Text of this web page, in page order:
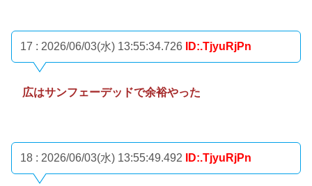
17 : 2026/06/03(水) 13:55:34.726 ID:.TjyuRjPn
広はサンフェーデッドで余裕やった
18 : 2026/06/03(水) 13:55:49.492 ID:.TjyuRjPn